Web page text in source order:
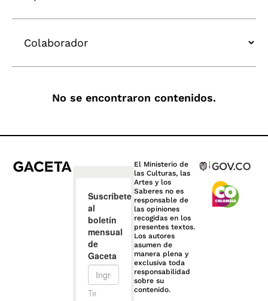
No se encontraron contenidos.
El Ministerio de
las Culturas, las
Artes y los
Saberes no es
responsable de
las opiniones
recogidas en los
presentes textos.
Los autores
asumen de
manera plena y
exclusiva toda
responsabilidad
sobre su
contenido.